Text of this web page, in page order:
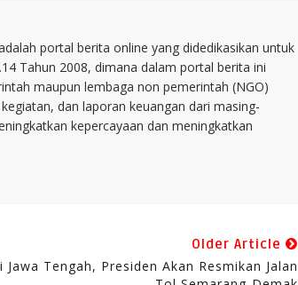
portal berita online yang didedikasikan untuk
Tahun 2008, dimana dalam portal berita ini
maupun lembaga non pemerintah (NGO)
dan laporan keuangan dari masing-
kepercayaan dan meningkatkan
Older Article
Jawa Tengah, Presiden Akan Resmikan Jalan